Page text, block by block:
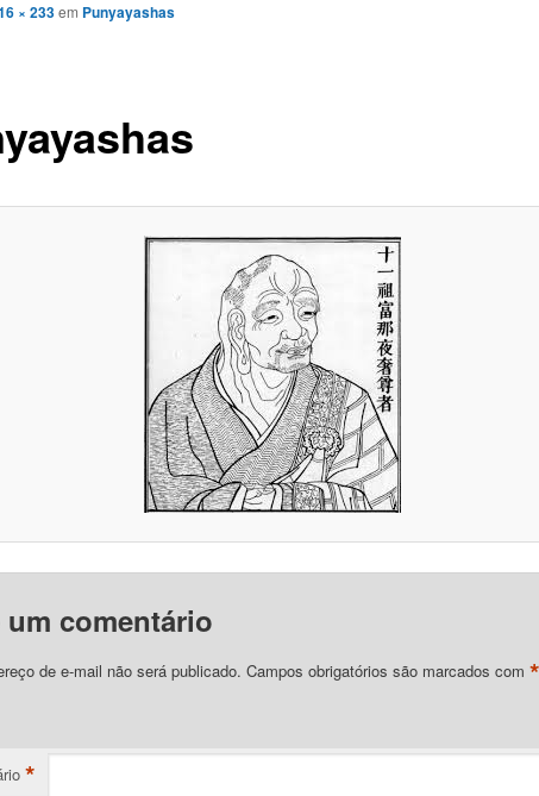
× 233em Punyayashas
um comentário
de e-mail não será publicado. Campos obrigatórios são marcados com *
*